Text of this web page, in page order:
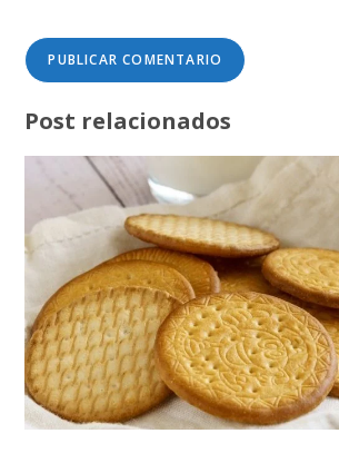
Post relacionados